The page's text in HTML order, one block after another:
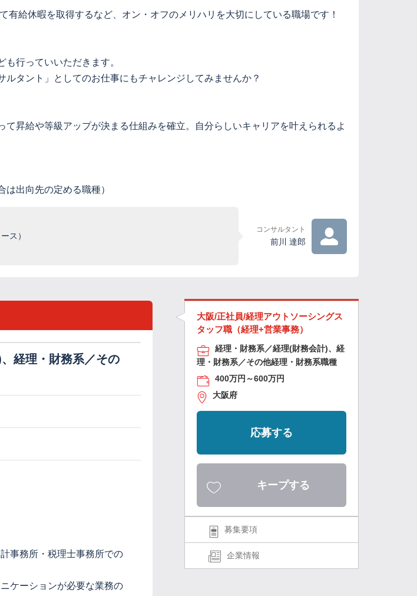
給休暇を取得するなど、オン・オフのメリハリを大切にしている職場です！
行っていいただきます。
タント」としてのお仕事にもチャレンジしてみませんか？
昇給や等級アップが決まる仕組みを確立。自分らしいキャリアを叶えられるよ
出向先の定める職種）
ス）
コンサルタント
前川 達郎
経理・財務系／その
事務所・税理士事務所での
ケーションが必要な業務の
大阪/正社員/経理アウトソーシングス
タッフ職（経理+営業事務）
経理・財務系／経理(財務会計)、経
理・財務系／その他経理・財務系職種
400万円～600万円
大阪府
応募する
キープする
募集要項
企業情報